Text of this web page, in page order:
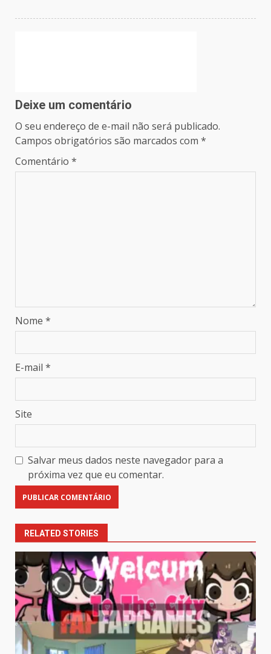
Deixe um comentário
O seu endereço de e-mail não será publicado.
Campos obrigatórios são marcados com *
Comentário *
Nome *
E-mail *
Site
Salvar meus dados neste navegador para a
próxima vez que eu comentar.
RELATED STORIES